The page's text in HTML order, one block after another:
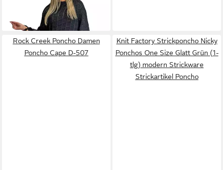
Überwurf Strickponcho
Rock Creek Poncho Damen
Poncho Cape D-507
Knit Factory Strickponcho Nicky
Ponchos One Size Glatt Grün (1-
tlg) modern Strickware
Strickartikel Poncho